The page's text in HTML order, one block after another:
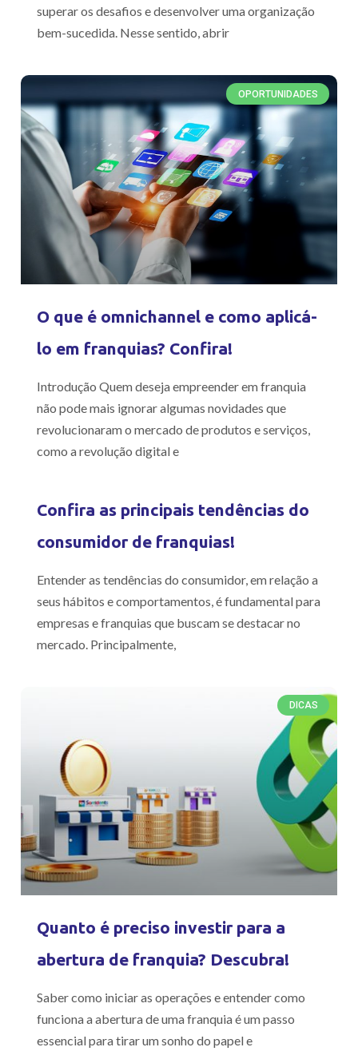
superar os desafios e desenvolver uma organização
bem-sucedida. Nesse sentido, abrir
OPORTUNIDADES
O que é omnichannel e como aplicá-
lo em franquias? Confira!
Introdução Quem deseja empreender em franquia
não pode mais ignorar algumas novidades que
revolucionaram o mercado de produtos e serviços,
como a revolução digital e
Confira as principais tendências do
consumidor de franquias!
Entender as tendências do consumidor, em relação a
seus hábitos e comportamentos, é fundamental para
empresas e franquias que buscam se destacar no
mercado. Principalmente,
DICAS
Quanto é preciso investir para a
abertura de franquia? Descubra!
Saber como iniciar as operações e entender como
funciona a abertura de uma franquia é um passo
essencial para tirar um sonho do papel e